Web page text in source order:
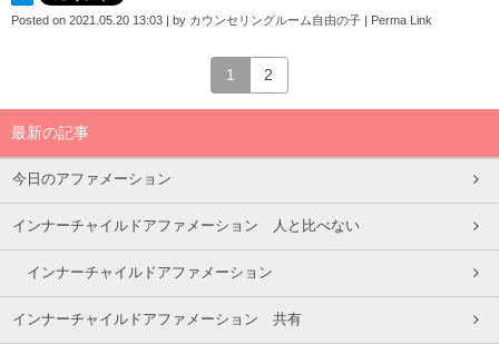
Posted on 2021.05.20 13:03 | by カウンセリングルーム自由の子 | Perma Link
1 2
最新の記事
今日のアファメーション
インナーチャイルドアファメーション 人と比べない
インナーチャイルドアファメーション
インナーチャイルドアファメーション 共有